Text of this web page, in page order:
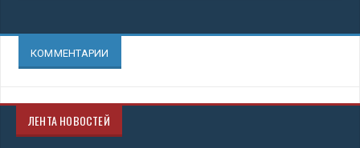
КОММЕНТАРИИ
ЛЕНТА НОВОСТЕЙ